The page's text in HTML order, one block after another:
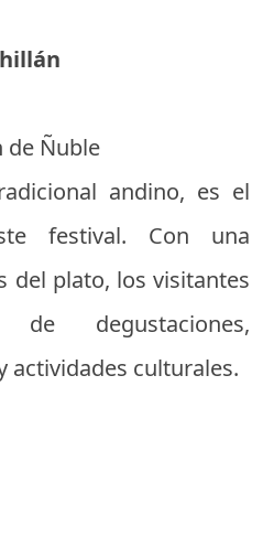
de Ñuble
andino, es el
festival. Con una
del plato, los visitantes
degustaciones,
actividades culturales.